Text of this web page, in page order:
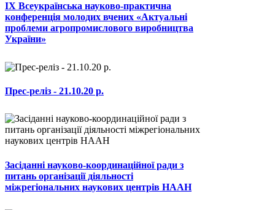
ІХ Всеукраїнська науково-практична
конференція молодих вчених «Актуальні
проблеми агропромислового виробництва
України»
Прес-реліз - 21.10.20 р.
Засіданні науково-координаційної ради з
питань організації діяльності
міжрегіональних наукових центрів НААН